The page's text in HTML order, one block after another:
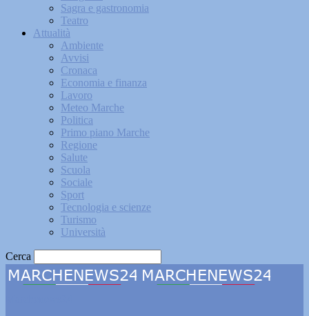
Sagra e gastronomia
Teatro
Attualità
Ambiente
Avvisi
Cronaca
Economia e finanza
Lavoro
Meteo Marche
Politica
Primo piano Marche
Regione
Salute
Scuola
Sociale
Sport
Tecnologia e scienze
Turismo
Università
Cerca